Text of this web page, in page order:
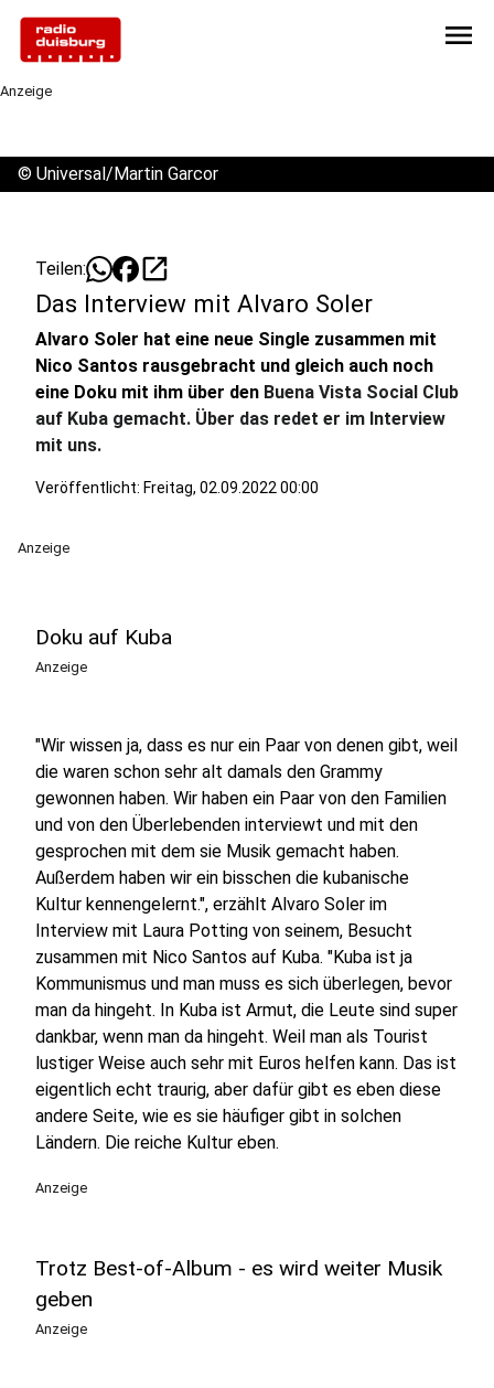
menu
Anzeige
© Universal/Martin Garcor
Teilen: open_in_new
Das Interview mit Alvaro Soler
Alvaro Soler hat eine neue Single zusammen mit
Nico Santos rausgebracht und gleich auch noch
eine Doku mit ihm über den Buena Vista Social Club
auf Kuba gemacht. Über das redet er im Interview
mit uns.
Veröffentlicht: Freitag, 02.09.2022 00:00
Anzeige
Doku auf Kuba
Anzeige
"Wir wissen ja, dass es nur ein Paar von denen gibt, weil
die waren schon sehr alt damals den Grammy
gewonnen haben. Wir haben ein Paar von den Familien
und von den Überlebenden interviewt und mit den
gesprochen mit dem sie Musik gemacht haben.
Außerdem haben wir ein bisschen die kubanische
Kultur kennengelernt.", erzählt Alvaro Soler im
Interview mit Laura Potting von seinem, Besucht
zusammen mit Nico Santos auf Kuba. "Kuba ist ja
Kommunismus und man muss es sich überlegen, bevor
man da hingeht. In Kuba ist Armut, die Leute sind super
dankbar, wenn man da hingeht. Weil man als Tourist
lustiger Weise auch sehr mit Euros helfen kann. Das ist
eigentlich echt traurig, aber dafür gibt es eben diese
andere Seite, wie es sie häufiger gibt in solchen
Ländern. Die reiche Kultur eben.
Anzeige
Trotz Best-of-Album - es wird weiter Musik
geben
Anzeige